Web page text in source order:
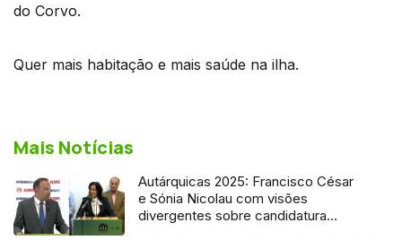
do Corvo.
Quer mais habitação e mais saúde na ilha.
Mais Notícias
Autárquicas 2025: Francisco César
e Sónia Nicolau com visões
divergentes sobre candidatura